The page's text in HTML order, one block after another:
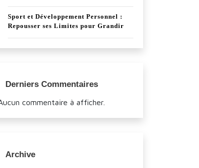
Sport et Développement Personnel :
Repousser ses Limites pour Grandir
Derniers Commentaires
commentaire à afficher.
Archive